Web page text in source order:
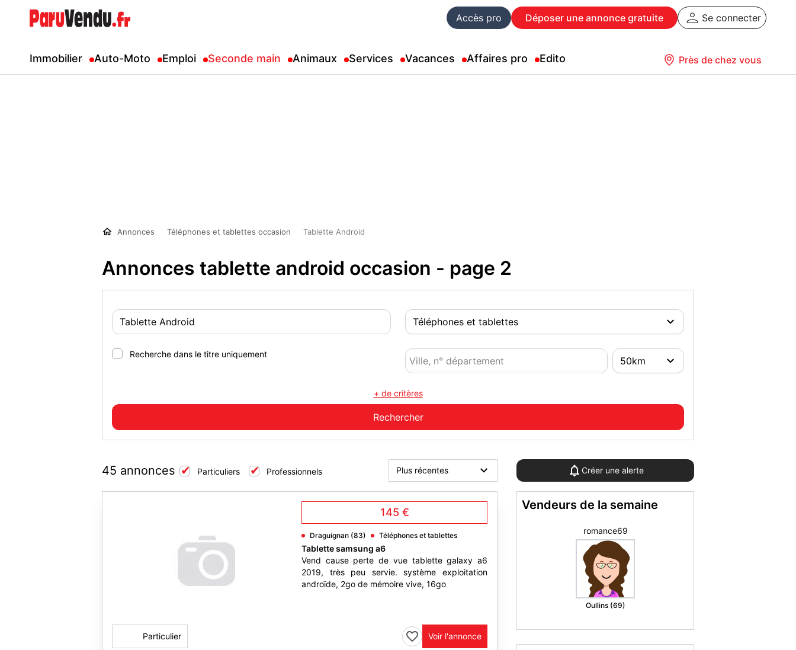
Accès pro Déposer une annonce gratuite Se connecter
Immobilier Auto-Moto Emploi Seconde main Animaux Services Vacances Affaires pro Edito Près de chez vous
Annonces Téléphones et tablettes occasion Tablette Android
Annonces tablette android occasion - page 2
Recherche dans le titre uniquement
+ de critères
45 annonces Particuliers Professionnels Créer une alerte
145 €
Draguignan (83) Téléphones et tablettes
Tablette samsung a6
Vend cause perte de vue tablette galaxy a6
2019, très peu servie. système exploitation
androïde, 2go de mémoire vive, 16go
Particulier Voir l'annonce
Vendeurs de la semaine
Didier V.
Flers En